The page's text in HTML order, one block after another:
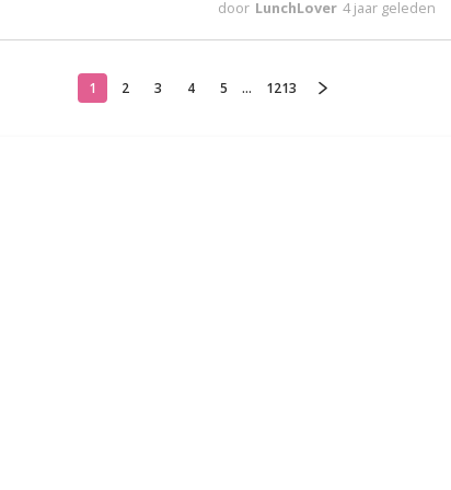
door LunchLover 4 jaar geleden
1 2 3 4 5 ... 1213